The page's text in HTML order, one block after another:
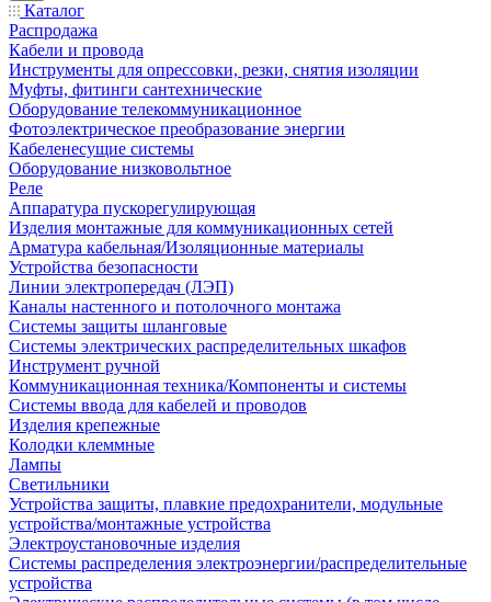
Каталог
Распродажа
Кабели и провода
Инструменты для опрессовки, резки, снятия изоляции
Муфты, фитинги сантехнические
Оборудование телекоммуникационное
Фотоэлектрическое преобразование энергии
Кабеленесущие системы
Оборудование низковольтное
Реле
Аппаратура пускорегулирующая
Изделия монтажные для коммуникационных сетей
Арматура кабельная/Изоляционные материалы
Устройства безопасности
Линии электропередач (ЛЭП)
Каналы настенного и потолочного монтажа
Системы защиты шланговые
Системы электрических распределительных шкафов
Инструмент ручной
Коммуникационная техника/Компоненты и системы
Системы ввода для кабелей и проводов
Изделия крепежные
Колодки клеммные
Лампы
Светильники
Устройства защиты, плавкие предохранители, модульные
устройства/монтажные устройства
Электроустановочные изделия
Системы распределения электроэнергии/распределительные
устройства